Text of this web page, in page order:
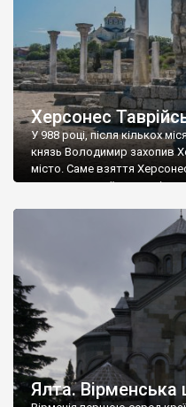
Херсонес
У 988 році, після кількох
князь Володимир захопив
місто. Саме взяття
диктувати свої умови
Херсонесі Володимир-
А потім було Хрещення
Ялта. Вірменська